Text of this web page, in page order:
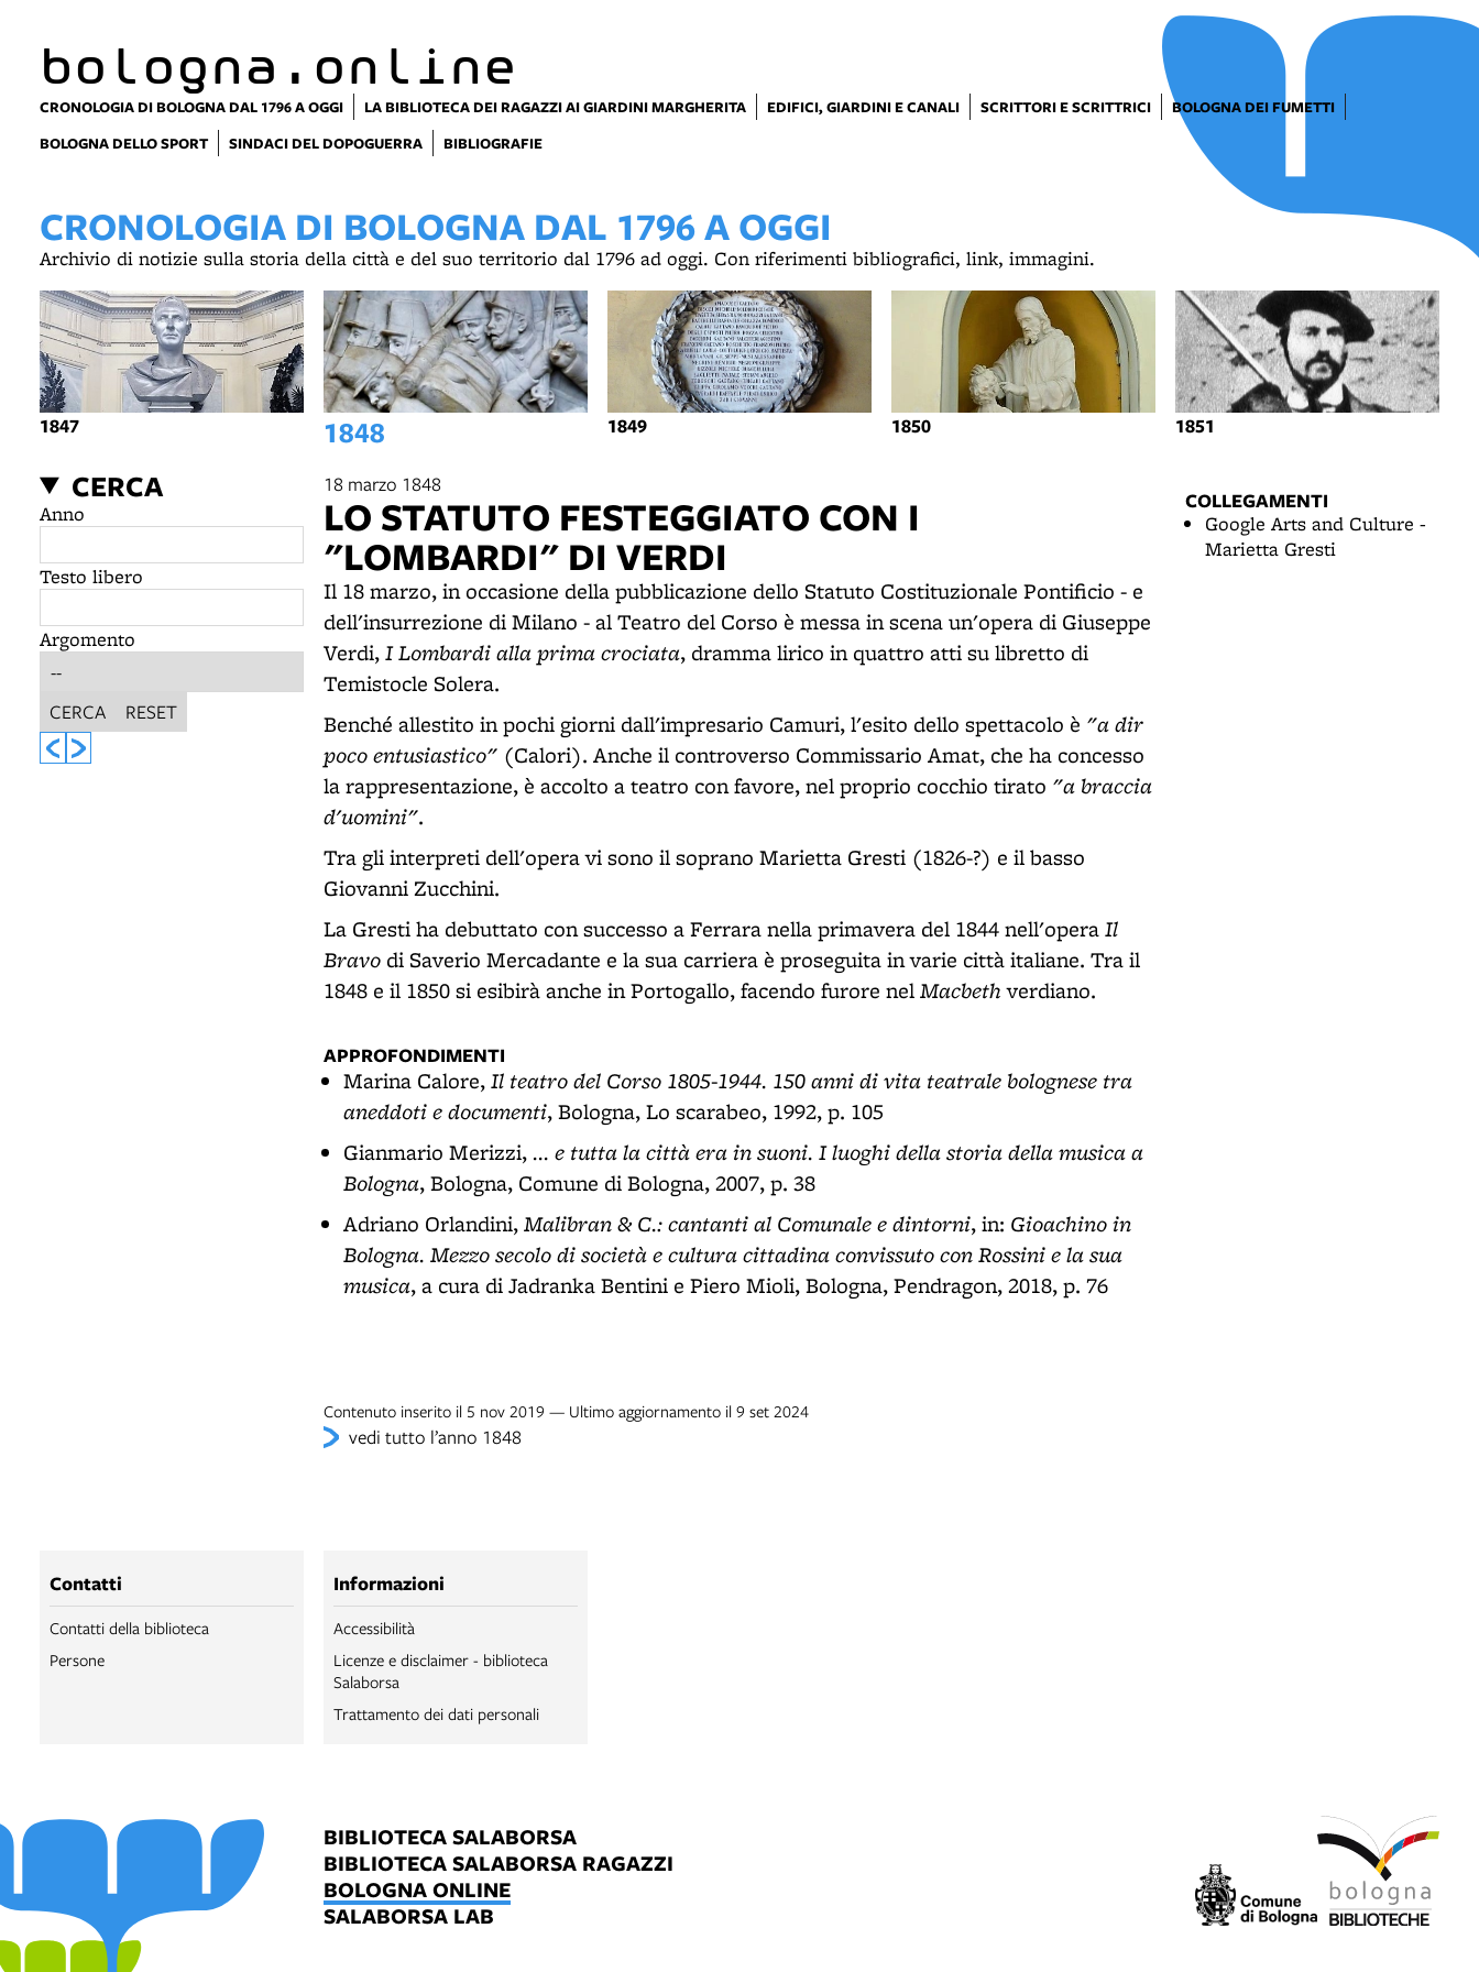
bologna.online
CRONOLOGIA DI BOLOGNA DAL 1796 A OGGI LA BIBLIOTECA DEI RAGAZZI AI GIARDINI MARGHERITA EDIFICI, GIARDINI E CANALI SCRITTORI E SCRITTRICI
BOLOGNA DEI FUMETTI
BOLOGNA DELLO SPORT
SINDACI DEL DOPOGUERRA BIBLIOGRAFIE
CRONOLOGIA DI BOLOGNA DAL 1796 A OGGI
Archivio di notizie sulla storia della città e del suo territorio dal 1796 ad oggi. Con riferimenti bibliografici, link, immagini.
1847 1848 1849 1850 1851
CERCA
Anno
Testo libero
Argomento
CERCA RESET
18 marzo 1848
LO STATUTO FESTEGGIATO CON I
"LOMBARDI" DI VERDI
Il 18 marzo, in occasione della pubblicazione dello Statuto Costituzionale Pontificio - e
dell'insurrezione di Milano - al Teatro del Corso è messa in scena un'opera di Giuseppe
Verdi,I Lombardi alla prima crociata, dramma lirico in quattro atti su libretto di
Temistocle Solera.
Benché allestito in pochi giorni dall'impresario Camuri, l'esito dello spettacolo è "a dir
poco entusiastico" (Calori). Anche il controverso Commissario Amat, che ha concesso
la rappresentazione, è accolto a teatro con favore, nel proprio cocchio tirato "a braccia
d'uomini".
Tra gli interpreti dell'opera vi sono il soprano Marietta Gresti (1826-?) e il basso
Giovanni Zucchini.
La Gresti ha debuttato con successo a Ferrara nella primavera del 1844 nell'operaIl
Bravo di Saverio Mercadante e la sua carriera è proseguita in varie città italiane. Tra il
1848 e il 1850 si esibirà anche in Portogallo, facendo furore nelMacbethverdiano.
APPROFONDIMENTI
Marina Calore,Il teatro del Corso 1805-1944. 150 anni di vita teatrale bolognese tra
aneddoti e documenti, Bologna, Lo scarabeo, 1992, p. 105
Gianmario Merizzi, ... e tutta la città era in suoni. I luoghi della storia della musica a
Bologna, Bologna, Comune di Bologna, 2007, p. 38
Adriano Orlandini,Malibran & C.: cantanti al Comunale e dintorni, in: Gioachino in
Bologna. Mezzo secolo di società e cultura cittadina convissuto con Rossini e la sua
musica, a cura di Jadranka Bentini e Piero Mioli, Bologna, Pendragon, 2018, p. 76
Contenuto inserito il 5 nov 2019 — Ultimo aggiornamento il 9 set 2024
vedi tutto l’anno 1848
COLLEGAMENTI
Google Arts and Culture -
Marietta Gresti
Contatti
Contatti della biblioteca
Persone
Informazioni
Accessibilità
Licenze e disclaimer - biblioteca
Salaborsa
Trattamento dei dati personali
BIBLIOTECA SALABORSA
BIBLIOTECA SALABORSA RAGAZZI
BOLOGNA ONLINE
SALABORSA LAB